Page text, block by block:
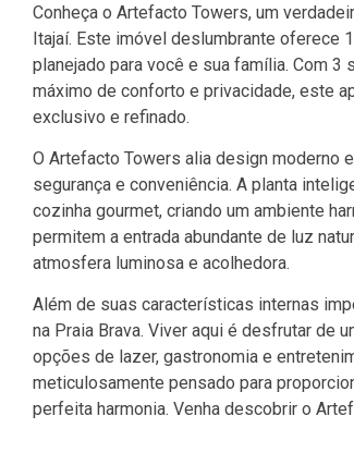
Conheça o Artefacto Towers, um
Itajaí. Este imóvel deslumbrante oferece
planejado para você e sua família. Com 3
máximo de conforto e privacidade, este
exclusivo e refinado.
O Artefacto Towers alia design moderno
segurança e conveniência. A planta
cozinha gourmet, criando um ambiente
permitem a entrada abundante de luz
atmosfera luminosa e acolhedora.
Além de suas características internas
na Praia Brava. Viver aqui é desfrutar de
opções de lazer, gastronomia e
meticulosamente pensado para
perfeita harmonia. Venha descobrir o